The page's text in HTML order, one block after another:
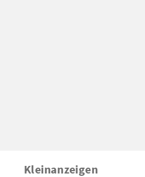
Kleinanzeigen